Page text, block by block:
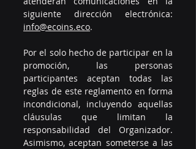
info@ecoins.eco.
Por el solo hecho de participar en la
promoción, las personas
participantes aceptan todas las
reglas de este reglamento en forma
incondicional, incluyendo aquellas
cláusulas que limitan la
responsabilidad del Organizador.
Asimismo, aceptan someterse a las